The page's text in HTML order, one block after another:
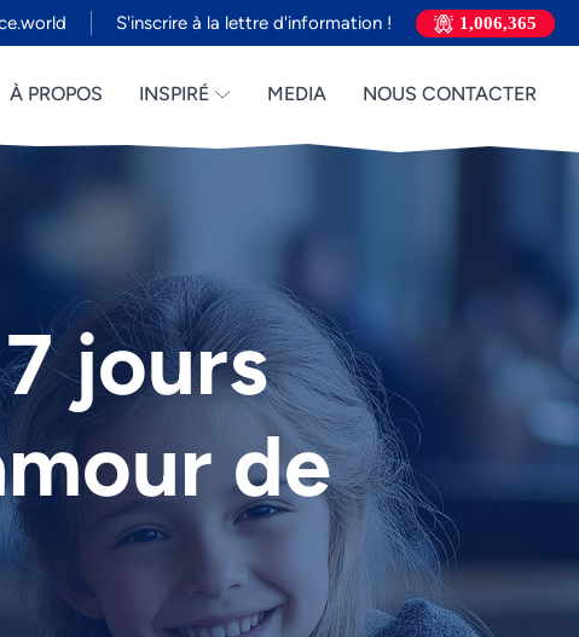
S'inscrire à la lettre d'information ! 1,006,365
À PROPOS INSPIRÉ MEDIA NOUS CONTACTER
jours
de